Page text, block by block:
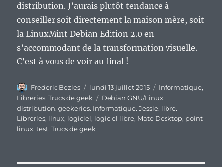
distribution. J’aurais plutôt tendance à
conseiller soit directement la maison mère, soit
la LinuxMint Debian Edition 2.0 en
s’accommodant de la transformation visuelle.
C’est à vous de voir au final !
Auteur
Frederic Bezies
Publié
le
lundi 13 juillet 2015 Catégories
Informatique,
Libreries,Trucs de geek Étiquettes
Debian GNU/Linux,
distribution,geekeries, Informatique,Jessie, libre,
Libreries, linux, logiciel, logiciel libre, Mate Desktop, point
linux,test,Trucs de geek